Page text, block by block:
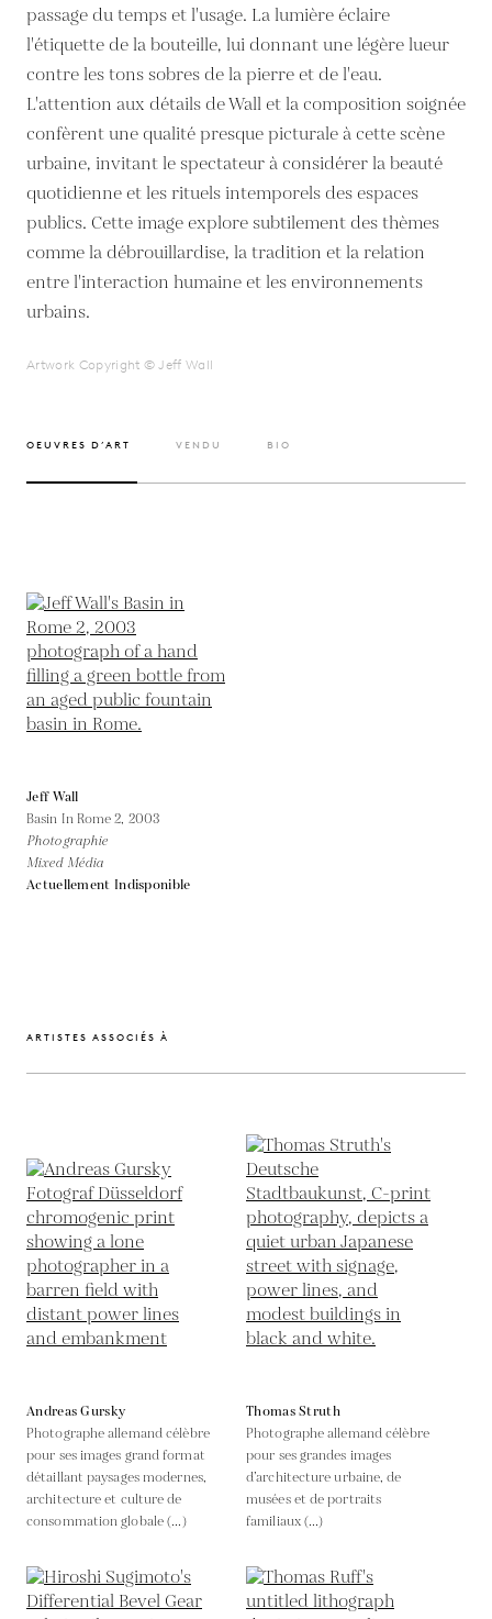
passage du temps et l'usage. La lumière éclaire
l'étiquette de la bouteille, lui donnant une légère lueur
contre les tons sobres de la pierre et de l'eau.
L'attention aux détails de Wall et la composition soignée
confèrent une qualité presque picturale à cette scène
urbaine, invitant le spectateur à considérer la beauté
quotidienne et les rituels intemporels des espaces
publics. Cette image explore subtilement des thèmes
comme la débrouillardise, la tradition et la relation
entre l'interaction humaine et les environnements
urbains.
Artwork Copyright © Jeff Wall
OEUVRES D’ART VENDU BIO
Jeff Wall
Basin In Rome 2, 2003
Photographie
Mixed Média
Actuellement Indisponible
ARTISTES ASSOCIÉS À
Andreas Gursky
Photographe allemand célèbre
pour ses images grand format
détaillant paysages modernes,
architecture et culture de
consommation globale (...)
Thomas Struth
Photographe allemand célèbre
pour ses grandes images
d’architecture urbaine, de
musées et de portraits
familiaux (...)